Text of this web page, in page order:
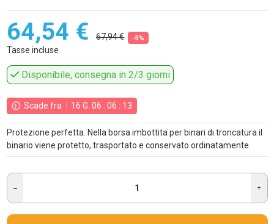
64,54 € 67,94 € -5%
Tasse incluse
Disponibile, consegna in 2/3 giorni
Scade fra 16 G. 06 : 06 : 13
Protezione perfetta. Nella borsa imbottita per binari di troncatura il
binario viene protetto, trasportato e conservato ordinatamente.